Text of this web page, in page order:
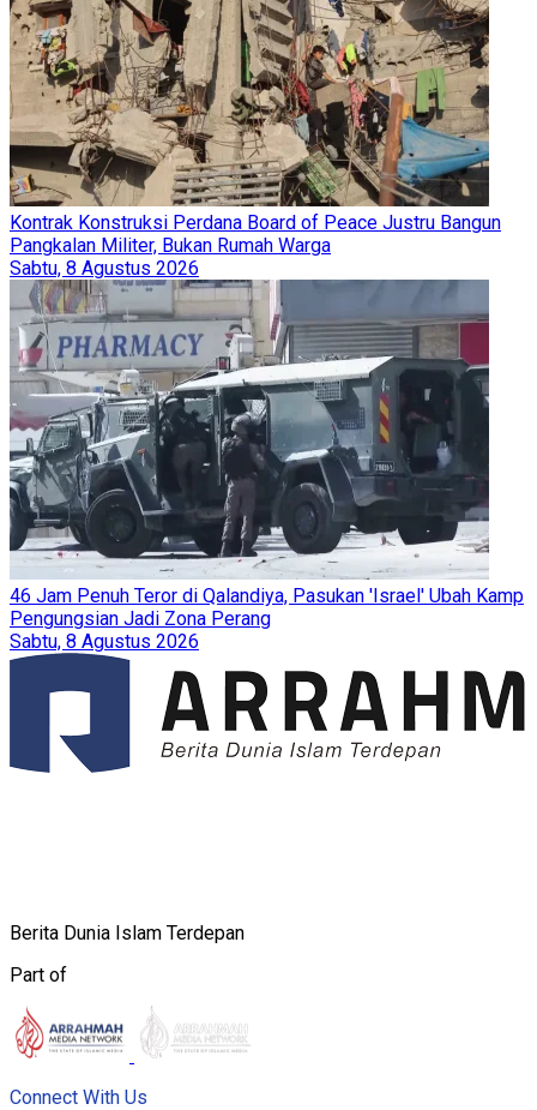
Kontrak Konstruksi Perdana Board of Peace Justru Bangun
Pangkalan Militer, Bukan Rumah Warga
Sabtu, 8 Agustus 2026
46 Jam Penuh Teror di Qalandiya, Pasukan 'Israel' Ubah Kamp
Pengungsian Jadi Zona Perang
Sabtu, 8 Agustus 2026
Berita Dunia Islam Terdepan
Part of
Connect With Us